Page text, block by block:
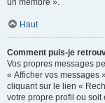
un membre ».
Haut
Comment puis-je
Vos propres messages
« Afficher vos messages
cliquant sur le lien «
votre propre profil ou